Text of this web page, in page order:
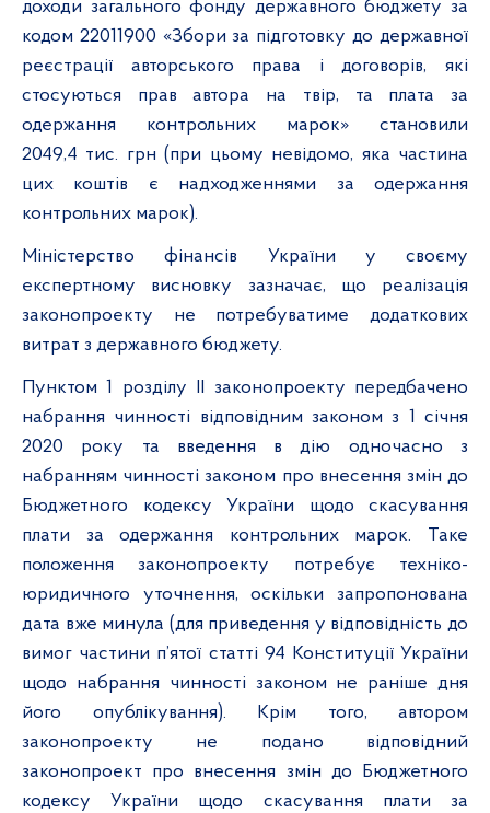
доходи загального фонду державного бюджету за
кодом 22011900 «Збори за підготовку до державної
реєстрації авторського права і договорів, які
стосуються прав автора на твір, та плата за
одержання контрольних марок» становили
2049,4 тис. грн (при цьому невідомо, яка частина
цих коштів є надходженнями за одержання
контрольних марок).
Міністерство фінансів України у своєму
експертному висновку зазначає, що реалізація
законопроекту не потребуватиме додаткових
витрат з державного бюджету.
Пунктом 1 розділу ІІ законопроекту передбачено
набрання чинності відповідним законом з 1 січня
2020 року та введення в дію одночасно з
набранням чинності законом про внесення змін до
Бюджетного кодексу України щодо скасування
плати за одержання контрольних марок. Таке
положення законопроекту потребує техніко-
юридичного уточнення, оскільки запропонована
дата вже минула (для приведення у відповідність до
вимог частини п’ятої статті 94 Конституції України
щодо набрання чинності законом не раніше дня
його опублікування). Крім того, автором
законопроекту не подано відповідний
законопроект про внесення змін до Бюджетного
кодексу України щодо скасування плати за